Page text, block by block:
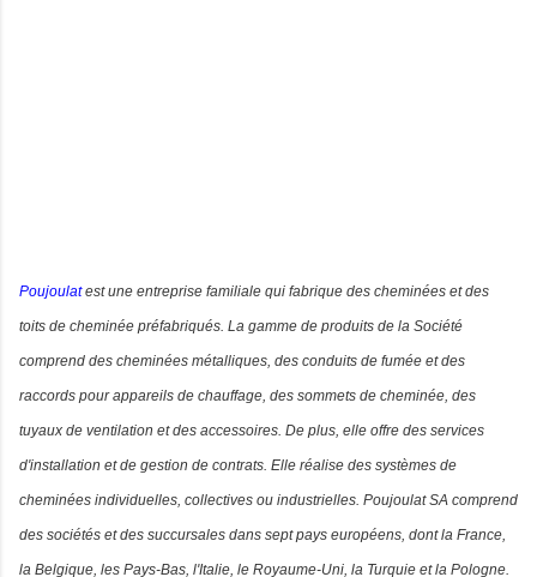
Poujoulatest une entreprise familiale qui fabrique des cheminées et des
toits de cheminée préfabriqués. La gamme de produits de la Société
comprend des cheminées métalliques, des conduits de fumée et des
raccords pour appareils de chauffage, des sommets de cheminée, des
tuyaux de ventilation et des accessoires. De plus, elle offre des services
d'installation et de gestion de contrats. Elle réalise des systèmes de
cheminées individuelles, collectives ou industrielles. Poujoulat SA comprend
des sociétés et des succursales dans sept pays européens, dont la France,
la Belgique, les Pays-Bas, l'Italie, le Royaume-Uni, la Turquie et la Pologne.